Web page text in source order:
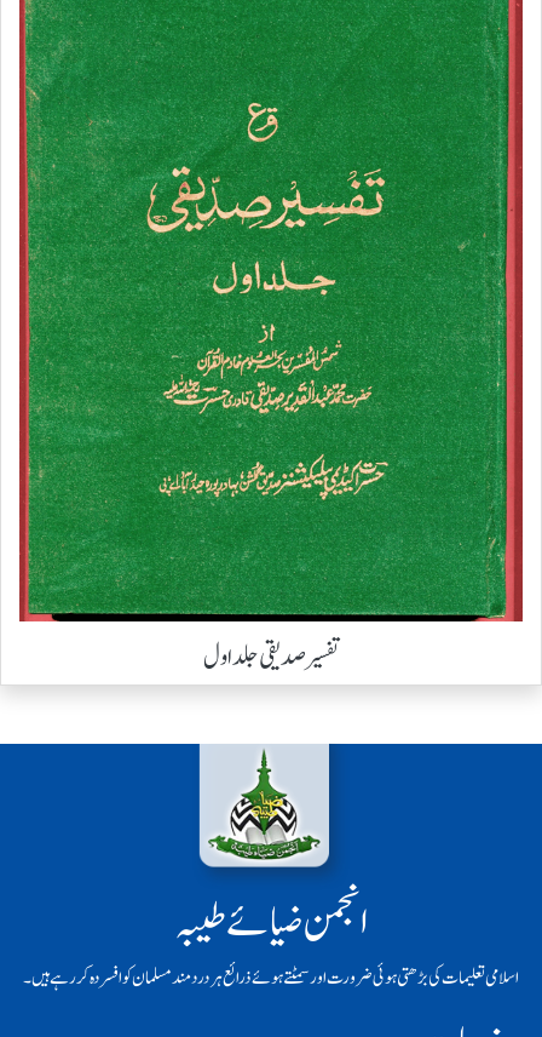
تفسیر صدیقی جلد اول
انجمن ضیائے طیبہ
اسلامی تعلیمات کی بڑھتی ہوئی ضرورت اور سمٹتے ہوئے ذرائع ہر دردمند مسلمان کو افسردہ کر رہے ہیں۔